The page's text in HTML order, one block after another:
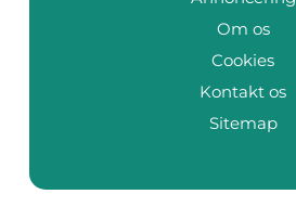
Om os
Cookies
Kontakt os
Sitemap